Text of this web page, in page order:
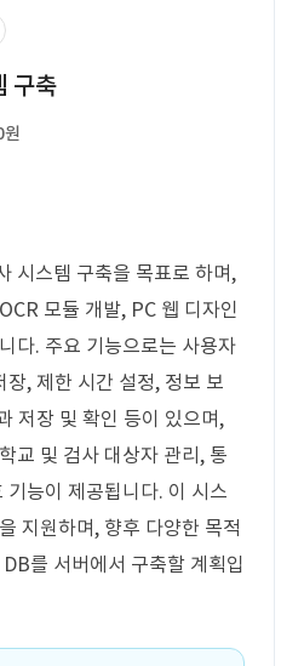
구축
시스템 구축을 목표로 하며,
모듈 개발, PC 웹 디자인
다. 주요 기능으로는 사용자
장, 제한 시간 설정, 정보 보
저장 및 확인 등이 있으며,
교 및 검사 대상자 관리, 통
기능이 제공됩니다. 이 시스
지원하며, 향후 다양한 목적
를 서버에서 구축할 계획입